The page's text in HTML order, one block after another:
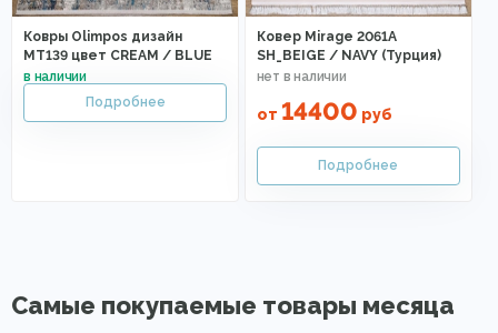
Ковры Olimpos дизайн
MT139 цвет CREAM / BLUE
Ковер Mirage 2061A
SH_BEIGE / NAVY (Турция)
от 14400 руб
Самые покупаемые товары месяца